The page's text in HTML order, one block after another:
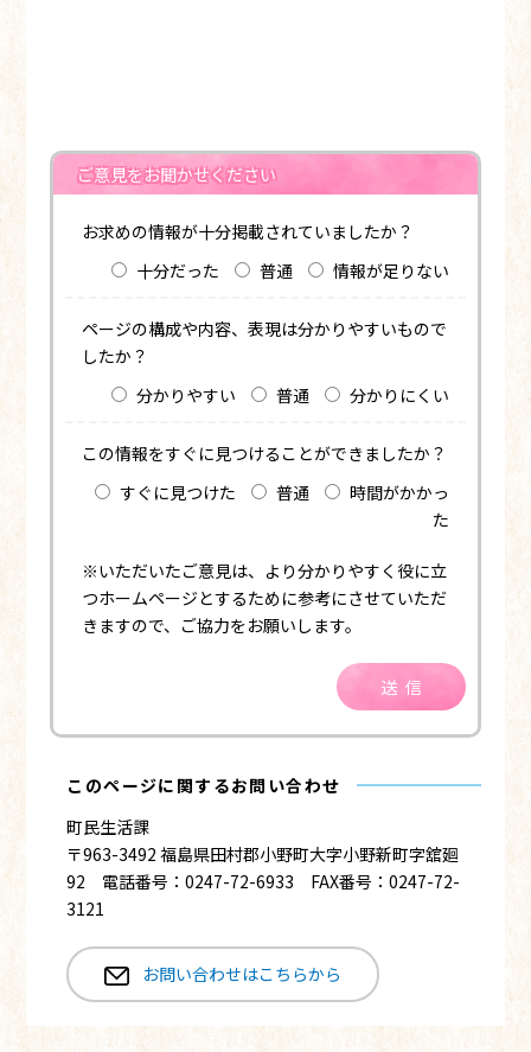
ご意見をお聞かせください
お求めの情報が十分掲載されていましたか？
十分だった
普通 情報が足りない
ページの構成や内容、表現は分かりやすいもので
したか？
分かりやすい
普通 分かりにくい
この情報をすぐに見つけることができましたか？
すぐに見つけた
普通
時間がかかっ
た
※いただいたご意見は、より分かりやすく役に立
つホームページとするために参考にさせていただ
きますので、ご協力をお願いします。
送信
このページに関するお問い合わせ
町民生活課
〒963-3492 福島県田村郡小野町大字小野新町字舘廻
92 電話番号：0247-72-6933 FAX番号：0247-72-
3121
お問い合わせはこちらから